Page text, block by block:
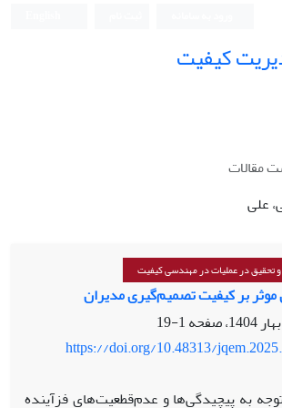
کیفیت
مقالات
علی
در عملیات در مهندسی کیفیت
موثر بر کیفیت تصمیم‌گیری مدیران
1-19
https://doi.org/10.48313/
به پیچیدگی‌ها و عدم‌قطعیت‌های فزآینده